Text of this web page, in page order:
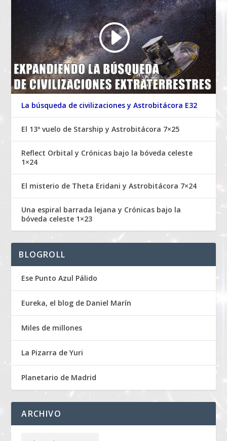
La búsqueda de civilizaciones y Astrobitácora E32
El 13º vuelo de Starship y Astrobitácora 7×25
Reflect Orbital y Crónicas bajo la bóveda celeste
1×24
El misterio de Theta Eridani y Astrobitácora 7×24
Una espiral barrada lejana y Crónicas bajo la
bóveda celeste 1×23
BLOGROLL
Ese Punto Azul Pálido
Eureka, el blog de Daniel Marín
Miles de millones
La Pizarra de Yuri
Planetario de Madrid
ARCHIVO